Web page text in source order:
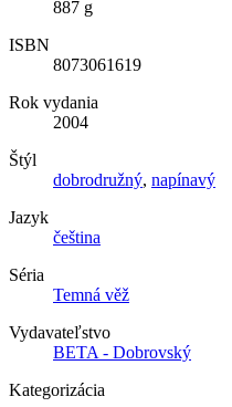
887 g
ISBN
8073061619
Rok vydania
2004
Štýl
dobrodružný, napínavý
Jazyk
čeština
Séria
Temná věž
Vydavateľstvo
BETA - Dobrovský
Kategorizácia